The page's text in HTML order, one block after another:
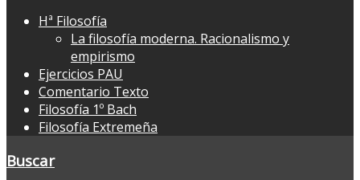
Hª Filosofía
La filosofía moderna. Racionalismo y
empirismo
Ejercicios PAU
Comentario Texto
Filosofía 1º Bach
Filosofía Extremeña
Buscar